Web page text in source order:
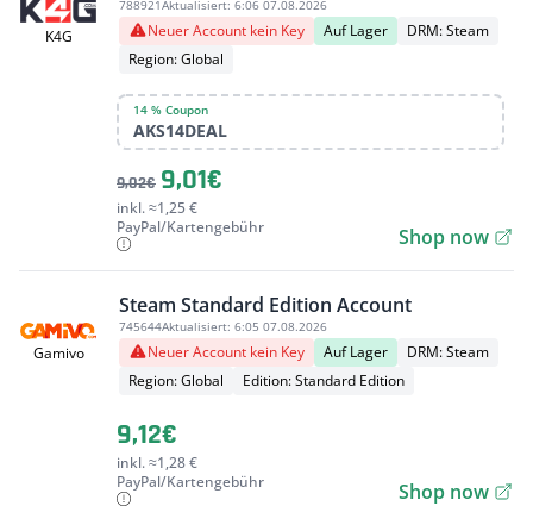
K4G
788921Aktualisiert: 6:06 07.08.2026
Neuer Account kein Key Auf Lager
DRM: Steam
Region: Global
14 % Coupon
AKS14DEAL
9,02€ 9,01€
inkl. ≈1,25 €
PayPal/Kartengebühr
Shop now
Gamivo
Steam Standard Edition Account
745644Aktualisiert: 6:05 07.08.2026
Neuer Account kein Key Auf Lager
DRM: Steam
Region: Global
Edition: Standard Edition
9,12€
inkl. ≈1,28 €
PayPal/Kartengebühr
Shop now